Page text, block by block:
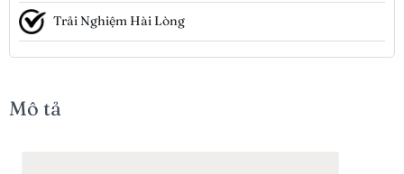
Trải Nghiệm Hài Lòng
Mô tả